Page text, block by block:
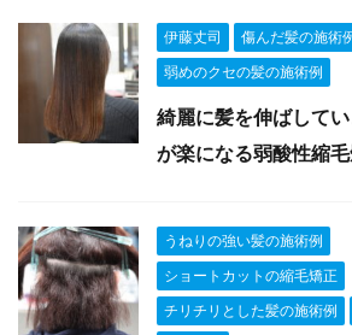
伊藤丈司 傷んだ髪の施術
弱めのクセの髪の施術例
綺麗に髪を伸ばして
が楽になる弱酸性縮
うねりの強い髪の施術例
ショートカットの縮毛矯正
チリチリとした髪の施術例